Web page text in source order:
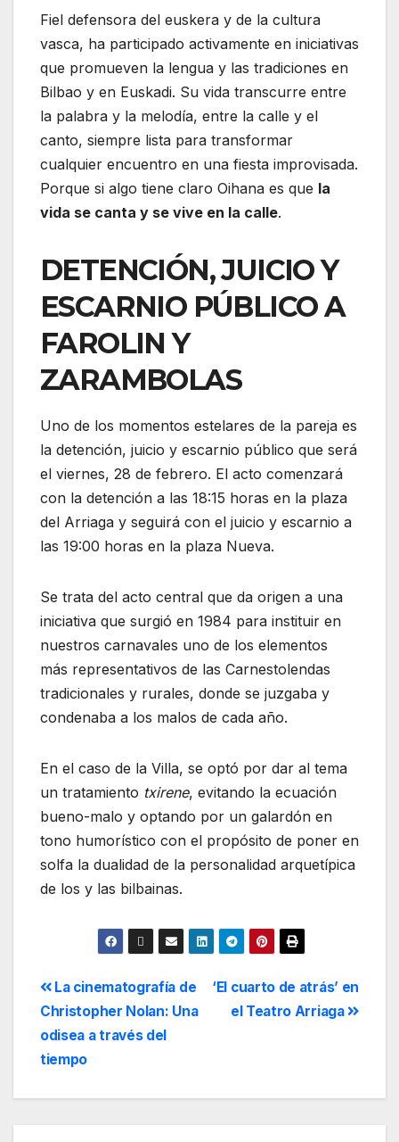
Fiel defensora del euskera y de la cultura
vasca, ha participado activamente en iniciativas
que promueven la lengua y las tradiciones en
Bilbao y en Euskadi. Su vida transcurre entre
la palabra y la melodía, entre la calle y el
canto, siempre lista para transformar
cualquier encuentro en una fiesta improvisada.
Porque si algo tiene claro Oihana es que la
vida se canta y se vive en la calle.
DETENCIÓN, JUICIO Y
ESCARNIO PÚBLICO A
FAROLIN Y
ZARAMBOLAS
Uno de los momentos estelares de la pareja es
la detención, juicio y escarnio público que será
el viernes, 28 de febrero. El acto comenzará
con la detención a las 18:15 horas en la plaza
del Arriaga y seguirá con el juicio y escarnio a
las 19:00 horas en la plaza Nueva.
Se trata del acto central que da origen a una
iniciativa que surgió en 1984 para instituir en
nuestros carnavales uno de los elementos
más representativos de las Carnestolendas
tradicionales y rurales, donde se juzgaba y
condenaba a los malos de cada año.
En el caso de la Villa, se optó por dar al tema
un tratamiento txirene, evitando la ecuación
bueno-malo y optando por un galardón en
tono humorístico con el propósito de poner en
solfa la dualidad de la personalidad arquetípica
de los y las bilbainas.
‘El cuarto de atrás’ en
el Teatro Arriaga
La cinematografía de
Christopher Nolan: Una
odisea a través del
tiempo